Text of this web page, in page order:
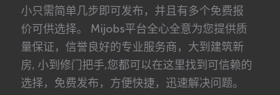
小只需简单几步即可发布，并且有多个免费报
价可供选择。 Mijobs平台全心全意为您提供质
量保证，信誉良好的专业服务商，大到建筑新
房, 小到修门把手,您都可以在这里找到可信赖的
选择，免费发布，方便快捷，迅速解决问题。